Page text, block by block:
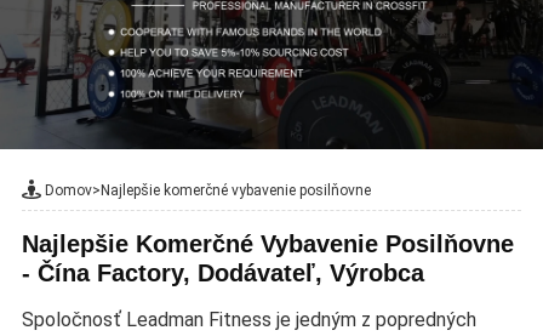
Domov>Najlepšie komerčné vybavenie posilňovne
Najlepšie Komerčné Vybavenie Posilňovne
- Čína Factory, Dodávateľ, Výrobca
Spoločnosť Leadman Fitness je jedným z popredných